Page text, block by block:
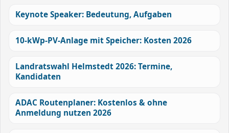
Keynote Speaker: Bedeutung, Aufgaben
10-kWp-PV-Anlage mit Speicher: Kosten 2026
Landratswahl Helmstedt 2026: Termine,
Kandidaten
ADAC Routenplaner: Kostenlos & ohne
Anmeldung nutzen 2026